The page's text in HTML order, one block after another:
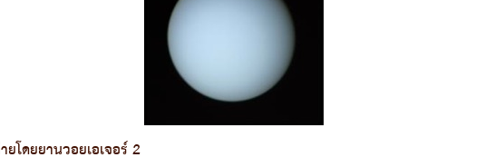
ยโดยยานวอยเอเจอร์ 2